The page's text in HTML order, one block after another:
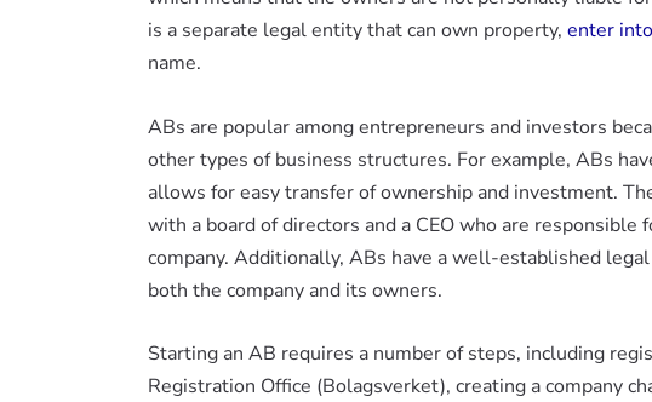
is a separate legal entity that can own property, enter
name.
ABs are popular among entrepreneurs and investors
other types of business structures. For example, ABs
allows for easy transfer of ownership and investment.
with a board of directors and a CEO who are responsible
company. Additionally, ABs have a well-established
both the company and its owners.
Starting an AB requires a number of steps, including
Registration Office (Bolagsverket), creating a company